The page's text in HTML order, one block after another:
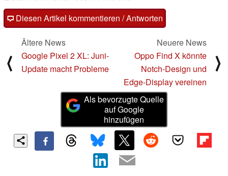
Diesen Artikel kommentieren / Antworten
⟨
Ältere News
Google Pixel 2 XL: Juni-
Update macht Probleme
Neuere News
Oppo Find X könnte
Notch-Design und
Edge-Display vereinen
⟩
Als bevorzugte Quelle
auf Google
hinzufügen